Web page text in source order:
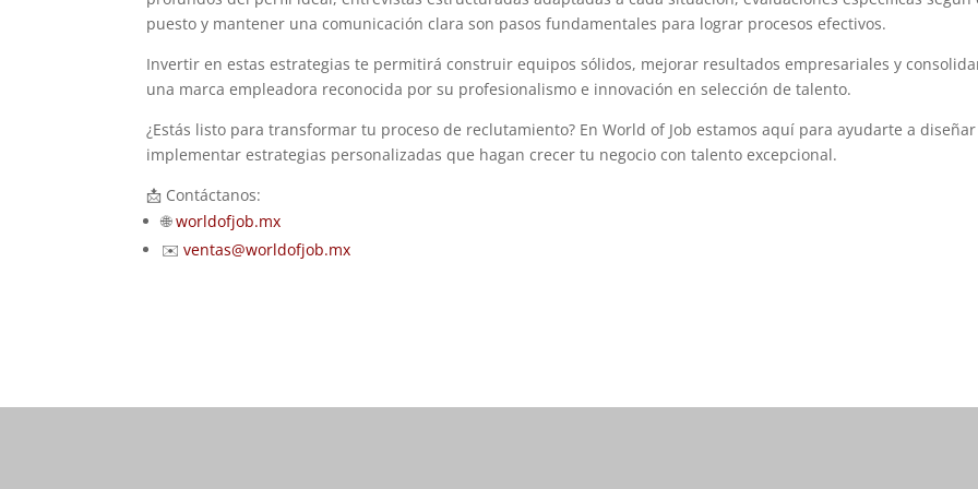
puesto y mantener una comunicación clara son pasos fundamentales para lograr procesos efectivos.
Invertir en estas estrategias te permitirá construir equipos sólidos, mejorar resultados empresariales y
una marca empleadora reconocida por su profesionalismo e innovación en selección de talento.
¿Estás listo para transformar tu proceso de reclutamiento? En World of Job estamos aquí para ayudarte a
implementar estrategias personalizadas que hagan crecer tu negocio con talento excepcional.
📩 Contáctanos:
🌐worldofjob.mx
✉️ventas@worldofjob.mx